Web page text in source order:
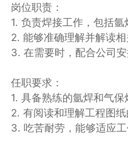
岗位职责：
1. 负责焊接工作，包括氩
2. 能够准确理解并解读相
3. 在需要时，配合公司安
任职要求：
1. 具备熟练的氩焊和气保
2. 有阅读和理解工程图纸
3. 吃苦耐劳，能够适应工